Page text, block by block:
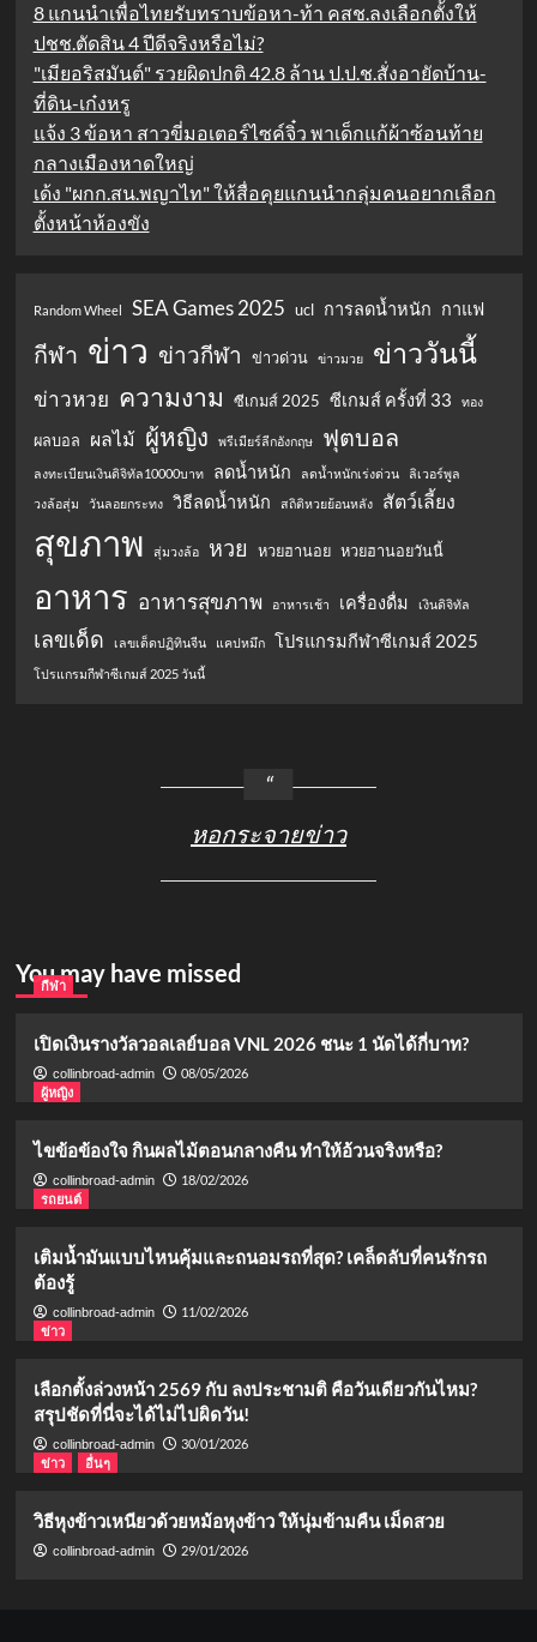
8 แกนนำเพื่อไทยรับทราบข้อหา-ท้า คสช.ลงเลือกตั้งให้
ปชช.ตัดสิน 4 ปีดีจริงหรือไม่?
"เมียอริสมันต์" รวยผิดปกติ 42.8 ล้าน ป.ป.ช.สั่งอายัดบ้าน-
ที่ดิน-เก๋งหรู
แจ้ง 3 ข้อหา สาวขี่มอเตอร์ไซค์จิ๋ว พาเด็กแก้ผ้าซ้อนท้าย
กลางเมืองหาดใหญ่
เด้ง "ผกก.สน.พญาไท" ให้สื่อคุยแกนนำกลุ่มคนอยากเลือก
ตั้งหน้าห้องขัง
Random Wheel SEA Games 2025 ucl การลดน้ำหนัก กาแฟ
กีฬา ข่าว ข่าวกีฬา ข่าวด่วน ข่าวมวย ข่าววันนี้
ข่าวหวย ความงาม ซีเกมส์ 2025 ซีเกมส์ ครั้งที่ 33 ทอง
ผลบอล ผลไม้ ผู้หญิง พรีเมียร์ลีกอังกฤษ ฟุตบอล
ลงทะเบียนเงินดิจิทัล10000บาท ลดน้ำหนัก ลดน้ำหนักเร่งด่วน
ลิเวอร์พูล
วงล้อสุ่ม
วันลอยกระทง วิธีลดน้ำหนัก สถิติหวยย้อนหลัง สัตว์เลี้ยง
สุขภาพ สุ่มวงล้อ หวย หวยฮานอย หวยฮานอยวันนี้
อาหาร อาหารสุขภาพ อาหารเช้า เครื่องดื่ม เงินดิจิทัล
เลขเด็ด เลขเด็ดปฏิทินจีน แคปหมึก โปรแกรมกีฬาซีเกมส์ 2025
โปรแกรมกีฬาซีเกมส์ 2025 วันนี้
หอกระจายข่าว
You may have missed
กีฬา
เปิดเงินรางวัลวอลเลย์บอล VNL 2026 ชนะ 1 นัดได้กี่บาท?
collinbroad-admin
08/05/2026
ผู้หญิง
ไขข้อข้องใจ กินผลไม้ตอนกลางคืน ทำให้อ้วนจริงหรือ?
collinbroad-admin
18/02/2026
รถยนต์
เติมน้ำมันแบบไหนคุ้มและถนอมรถที่สุด? เคล็ดลับที่คนรักรถ
ต้องรู้
collinbroad-admin
11/02/2026
ข่าว
เลือกตั้งล่วงหน้า 2569 กับ ลงประชามติ คือวันเดียวกันไหม?
สรุปชัดที่นี่จะได้ไม่ไปผิดวัน!
collinbroad-admin
30/01/2026
ข่าว
อื่นๆ
วิธีหุงข้าวเหนียวด้วยหม้อหุงข้าว ให้นุ่มข้ามคืน เม็ดสวย
collinbroad-admin 29/01/2026